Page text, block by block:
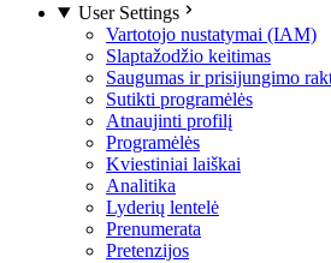
User Settings
Vartotojo nustatymai (IAM)
Slaptažodžio keitimas
Saugumas ir prisijungimo
Sutikti programėlės
Atnaujinti profilį
Programėlės
Kviestiniai laiškai
Analitika
Lyderių lentelė
Prenumerata
Pretenzijos